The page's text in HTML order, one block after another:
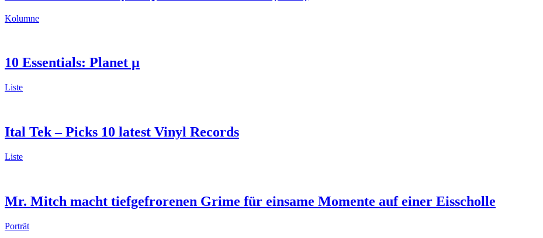
Kolumne
10 Essentials: Planet µ
Liste
Ital Tek – Picks 10 latest Vinyl Records
Liste
Mr. Mitch macht tiefgefrorenen Grime für einsame Momente auf einer Eisscholle
Porträt